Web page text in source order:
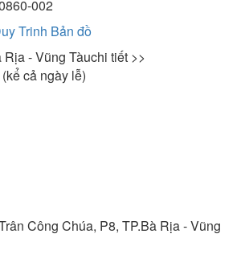
002
Trinh Bản đồ
- Vũng Tàuchi tiết >>
(kể cả ngày lễ)
Công Chúa, P8, TP.Bà Rịa - Vũng